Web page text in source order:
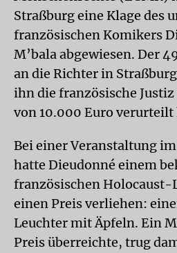
Straßburg eine Klage des
französischen Komikers
M’bala abgewiesen. Der
an die Richter in
ihn die französische
von 10.000 Euro verurteilt
Bei einer Veranstaltung
hatte Dieudonné einem
französischen
einen Preis verliehen:
Leuchter mit Äpfeln. Ein
Preis überreichte, trug